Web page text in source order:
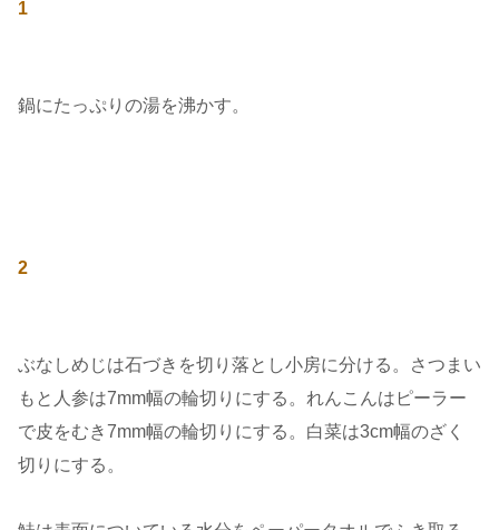
1
鍋にたっぷりの湯を沸かす。
2
ぶなしめじは石づきを切り落とし小房に分ける。さつまい
もと人参は7mm幅の輪切りにする。れんこんはピーラー
で皮をむき7mm幅の輪切りにする。白菜は3cm幅のざく
切りにする。